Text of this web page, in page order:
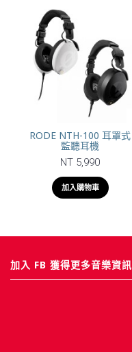
RODE NTH-100 耳罩式
監聽耳機
NT 5,990
加入購物車
加入 FB 獲得更多音樂資訊